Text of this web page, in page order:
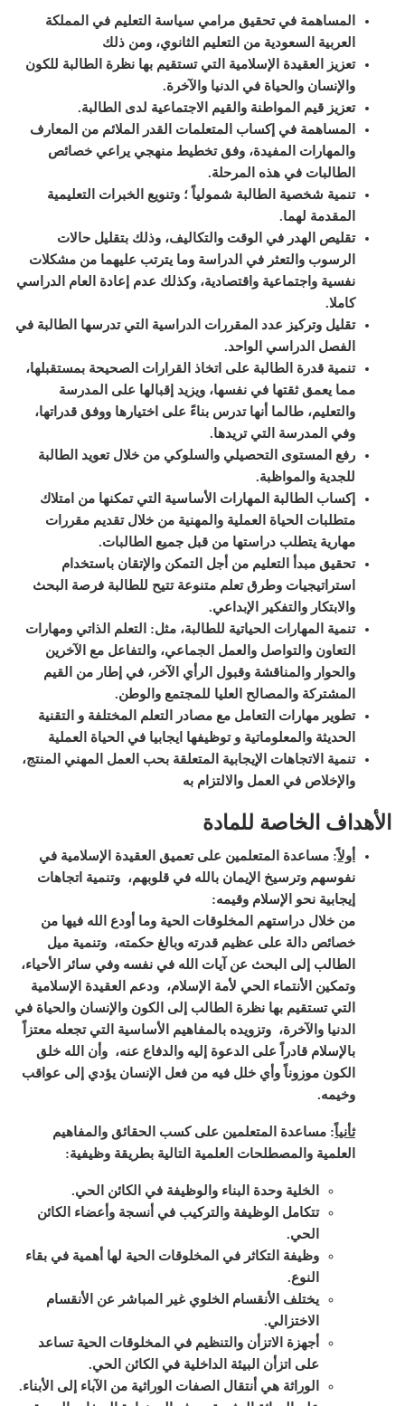
المساهمة في تحقيق مرامي سياسة التعليم في المملكة
العربية السعودية من التعليم الثانوي، ومن ذلك
تعزيز العقيدة الإسلامية التي تستقيم بها نظرة الطالبة للكون
والإنسان والحياة في الدنيا والآخرة.
تعزيز قيم المواطنة والقيم الاجتماعية لدى الطالبة.
المساهمة في إكساب المتعلمات القدر الملائم من المعارف
والمهارات المفيدة، وفق تخطيط منهجي يراعي خصائص
الطالبات في هذه المرحلة.
تنمية شخصية الطالبة شمولياً ؛ وتنويع الخبرات التعليمية
المقدمة لهما.
تقليص الهدر في الوقت والتكاليف، وذلك بتقليل حالات
الرسوب والتعثر في الدراسة وما يترتب عليهما من مشكلات
نفسية واجتماعية واقتصادية، وكذلك عدم إعادة العام الدراسي
كاملا.
تقليل وتركيز عدد المقررات الدراسية التي تدرسها الطالبة في
الفصل الدراسي الواحد.
تنمية قدرة الطالبة على اتخاذ القرارات الصحيحة بمستقبلها،
مما يعمق ثقتها في نفسها، ويزيد إقبالها على المدرسة
والتعليم، طالما أنها تدرس بناءً على اختيارها ووفق قدراتها،
وفي المدرسة التي تريدها.
رفع المستوى التحصيلي والسلوكي من خلال تعويد الطالبة
للجدية والمواظبة.
إكساب الطالبة المهارات الأساسية التي تمكنها من امتلاك
متطلبات الحياة العملية والمهنية من خلال تقديم مقررات
مهارية يتطلب دراستها من قبل جميع الطالبات.
تحقيق مبدأ التعليم من أجل التمكن والإتقان باستخدام
استراتيجيات وطرق تعلم متنوعة تتيح للطالبة فرصة البحث
والابتكار والتفكير الإبداعي.
تنمية المهارات الحياتية للطالبة، مثل: التعلم الذاتي ومهارات
التعاون والتواصل والعمل الجماعي، والتفاعل مع الآخرين
والحوار والمناقشة وقبول الرأي الآخر، في إطار من القيم
المشتركة والمصالح العليا للمجتمع والوطن.
تطوير مهارات التعامل مع مصادر التعلم المختلفة و التقنية
الحديثة والمعلوماتية و توظيفها ايجابيا في الحياة العملية
تنمية الاتجاهات الإيجابية المتعلقة بحب العمل المهني المنتج،
والإخلاص في العمل والالتزام به
الأهداف الخاصة للمادة
أولاً: مساعدة المتعلمين على تعميق العقيدة الإسلامية في
نفوسهم وترسيخ الإيمان بالله في قلوبهم، وتنمية اتجاهات
إيجابية نحو الإسلام وقيمه:
من خلال دراستهم المخلوقات الحية وما أودع الله فيها من
خصائص دالة على عظيم قدرته وبالغ حكمته، وتنمية ميل
الطالب إلى البحث عن آيات الله في نفسه وفي سائر الأحياء،
وتمكين الأنتماء الحي لأمة الإسلام، ودعم العقيدة الإسلامية
التي تستقيم بها نظرة الطالب إلى الكون والإنسان والحياة في
الدنيا والآخرة، وتزويده بالمفاهيم الأساسية التي تجعله معتزاً
بالإسلام قادراً على الدعوة إليه والدفاع عنه، وأن الله خلق
الكون موزوناً وأي خلل فيه من فعل الإنسان يؤدي إلى عواقب
وخيمه.
ثأنياً: مساعدة المتعلمين على كسب الحقائق والمفاهيم
العلمية والمصطلحات العلمية التالية بطريقة وظيفية:
الخلية وحدة البناء والوظيفة في الكائن الحي.
تتكامل الوظيفة والتركيب في أنسجة وأعضاء الكائن
الحي.
وظيفة التكاثر في المخلوقات الحية لها أهمية في بقاء
النوع.
يختلف الأنقسام الخلوي غير المباشر عن الأنقسام
الاختزالي.
أجهزة الاتزأن والتنظيم في المخلوقات الحية تساعد
على اتزأن البيئة الداخلية في الكائن الحي.
الوراثة هي أنتقال الصفات الوراثية من الآباء إلى الأبناء.